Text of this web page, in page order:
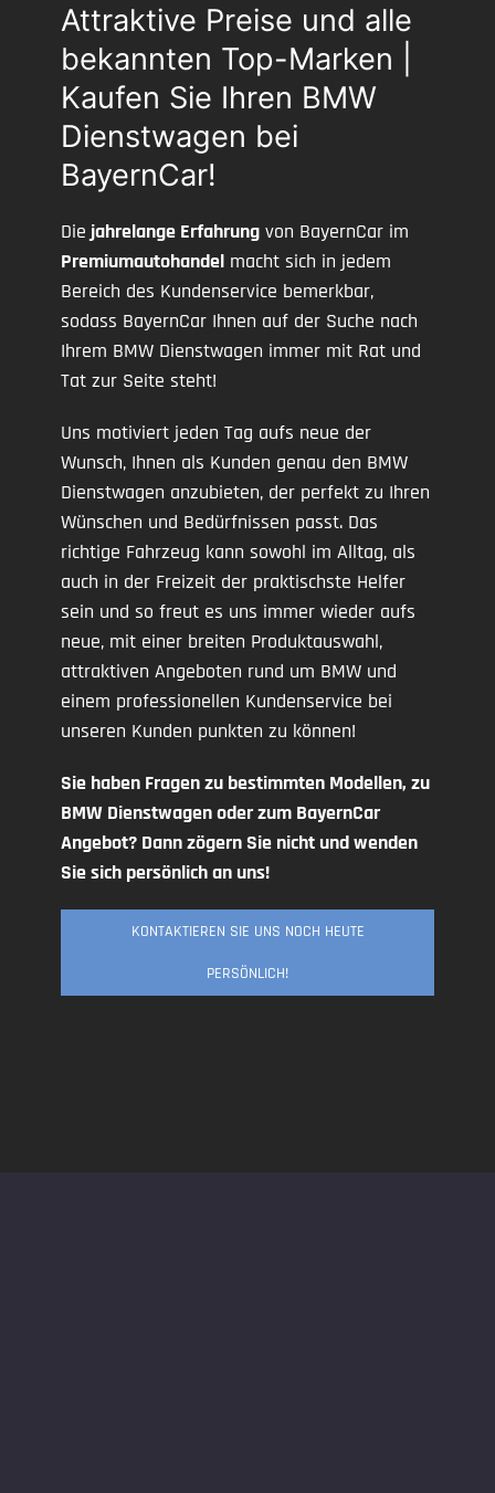
Attraktive Preise und alle
bekannten Top-Marken |
Kaufen Sie Ihren BMW
Dienstwagen bei
BayernCar!
Die jahrelange Erfahrung von BayernCar im
Premiumautohandel macht sich in jedem
Bereich des Kundenservice bemerkbar,
sodass BayernCar Ihnen auf der Suche nach
Ihrem BMW Dienstwagen immer mit Rat und
Tat zur Seite steht!
Uns motiviert jeden Tag aufs neue der
Wunsch, Ihnen als Kunden genau den BMW
Dienstwagen anzubieten, der perfekt zu Ihren
Wünschen und Bedürfnissen passt. Das
richtige Fahrzeug kann sowohl im Alltag, als
auch in der Freizeit der praktischste Helfer
sein und so freut es uns immer wieder aufs
neue, mit einer breiten Produktauswahl,
attraktiven Angeboten rund um BMW und
einem professionellen Kundenservice bei
unseren Kunden punkten zu können!
Sie haben Fragen zu bestimmten Modellen, zu
BMW Dienstwagen oder zum BayernCar
Angebot? Dann zögern Sie nicht und wenden
Sie sich persönlich an uns!
KONTAKTIEREN SIE UNS NOCH HEUTE
PERSÖNLICH!